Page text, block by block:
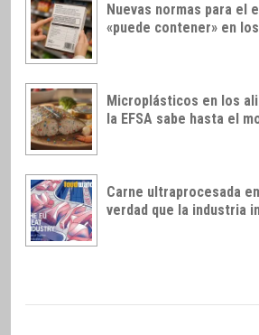
Nuevas normas para el
«puede contener» en
Microplásticos en los
la EFSA sabe hasta el
Carne ultraprocesada
verdad que la industria